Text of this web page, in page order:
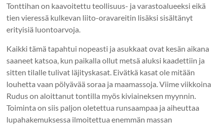
Tonttihan on kaavoitettu teollisuus- ja varastoalueeksi eikä
tien vieressä kulkevan liito-oravareitin lisäksi sisältänyt
erityisiä luontoarvoja.
Kaikki tämä tapahtui nopeasti ja asukkaat ovat kesän aikana
saaneet katsoa, kun paikalla ollut metsä aluksi kaadettiin ja
sitten tilalle tulivat läjityskasat. Eivätkä kasat ole mitään
louhetta vaan pölyävää soraa ja maamassoja. Viime viikkoina
Rudus on aloittanut tontilla myös kiviaineksen myynnin.
Toiminta on siis paljon oletettua runsaampaa ja aiheuttaa
lupahakemuksessa ilmoitettua enemmän massan